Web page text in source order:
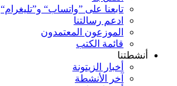
تابعنا على ”واتساب“ و”تليغرام“
ادعم رسالتنا
الموزعون المعتمدون
قائمة الكتب
أنشطتنا
أخبار الزيتونة
آخر الأنشطة